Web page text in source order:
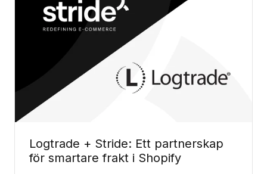
Logtrade + Stride: Ett partnerskap
för smartare frakt i Shopify